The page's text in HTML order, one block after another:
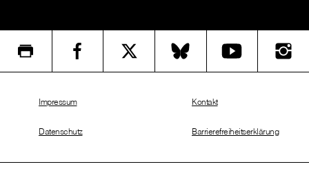
Impressum
Datenschutz
Kontakt
Barrierefreiheitserklärung